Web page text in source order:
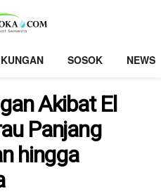
SOSOK NEWS
Akibat El
Panjang
hingga